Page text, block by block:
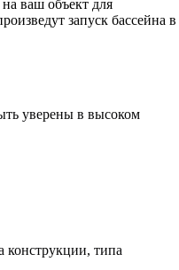
ваш объект для
запуск бассейна в
уверены в высоком
конструкции, типа